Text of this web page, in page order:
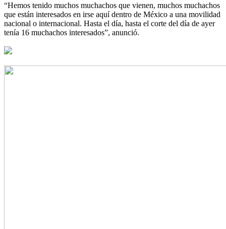
“Hemos tenido muchos muchachos que vienen, muchos muchachos
que están interesados en irse aquí dentro de México a una movilidad
nacional o internacional. Hasta el día, hasta el corte del día de ayer
tenía 16 muchachos interesados”, anunció.